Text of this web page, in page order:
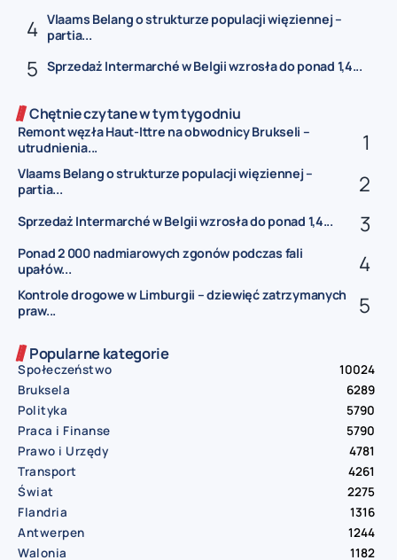
Vlaams Belang o strukturze populacji więziennej –
partia...
Sprzedaż Intermarché w Belgii wzrosła do ponad 1,4...
Chętnie czytane w tym tygodniu
Remont węzła Haut-Ittre na obwodnicy Brukseli –
utrudnienia...
Vlaams Belang o strukturze populacji więziennej –
partia...
Sprzedaż Intermarché w Belgii wzrosła do ponad 1,4...
Ponad 2 000 nadmiarowych zgonów podczas fali
upałów...
Kontrole drogowe w Limburgii – dziewięć zatrzymanych
praw...
Popularne kategorie
Społeczeństwo
10024
Bruksela
6289
Polityka
5790
Praca i Finanse
5790
Prawo i Urzędy
4781
Transport
4261
Świat
2275
Flandria
1316
Antwerpen
1244
Walonia
1182